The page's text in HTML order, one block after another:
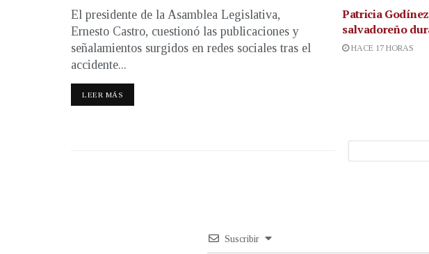
El presidente de la Asamblea Legislativa,
Ernesto Castro, cuestionó las publicaciones y
señalamientos surgidos en redes sociales tras el
accidente...
LEER MÁS
Patricia
salvadoreño
HACE 17 HORAS
Suscribir